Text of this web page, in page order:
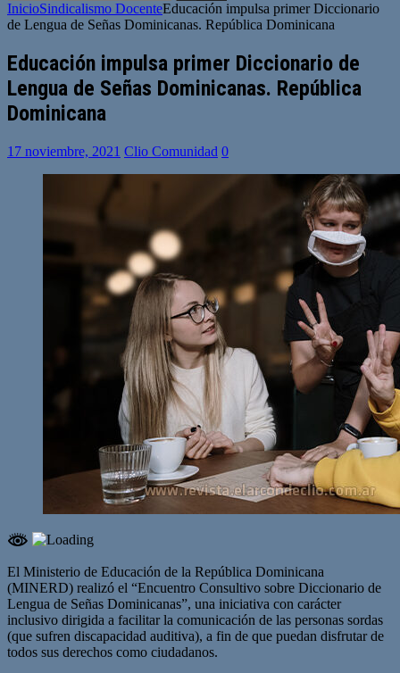
InicioSindicalismo DocenteEducación impulsa primer Diccionario
de Lengua de Señas Dominicanas. República Dominicana
Educación impulsa primer Diccionario de
Lengua de Señas Dominicanas. República
Dominicana
17 noviembre, 2021 Clio Comunidad 0
El Ministerio de Educación de la República Dominicana
(MINERD) realizó el “Encuentro Consultivo sobre Diccionario de
Lengua de Señas Dominicanas”, una iniciativa con carácter
inclusivo dirigida a facilitar la comunicación de las personas sordas
(que sufren discapacidad auditiva), a fin de que puedan disfrutar de
todos sus derechos como ciudadanos.